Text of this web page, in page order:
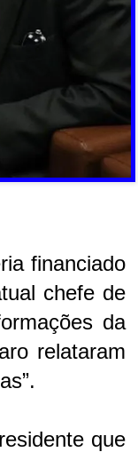
financiado
chefe de
da
relataram
que